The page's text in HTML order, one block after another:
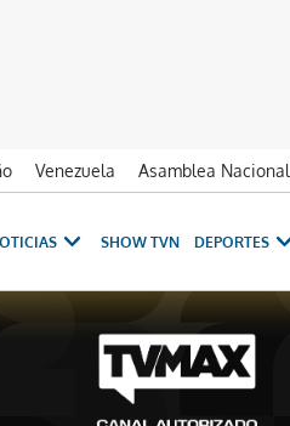
Venezuela Asamblea Nacional
SHOW TVN DEPORTES